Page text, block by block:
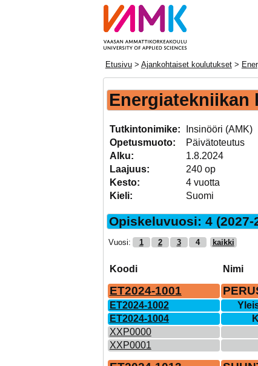
Etusivu> Ajankohtaiset koulutukset>
Energiatekniikan
Tutkintonimike:
Insinööri (AMK)
Opetusmuoto:
Päivätoteutus
Alku:
1.8.2024
Laajuus:
240 op
Kesto:
4 vuotta
Kieli:
Suomi
Opiskeluvuosi: 4 (2027-
Vuosi: 1 2 3 4 kaikki
Koodi
Nimi
ET2024-1001
ET2024-1002
ET2024-1004
XXP0000
XXP0001